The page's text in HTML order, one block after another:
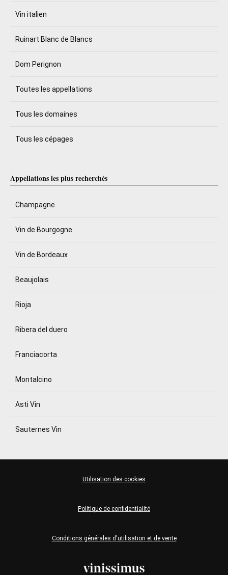
Vin italien
Ruinart Blanc de Blancs
Dom Perignon
Toutes les appellations
Tous les domaines
Tous les cépages
Appellations les plus recherchés
Champagne
Vin de Bourgogne
Vin de Bordeaux
Beaujolais
Rioja
Ribera del duero
Franciacorta
Montalcino
Asti Vin
Sauternes Vin
Conditions générales d'utilisation et de vente
Politique de confidentialité
Utilisation des cookies